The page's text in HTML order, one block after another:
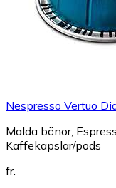
Nespresso Vertuo
Malda bönor,
Kaffekapslar/pods
fr.